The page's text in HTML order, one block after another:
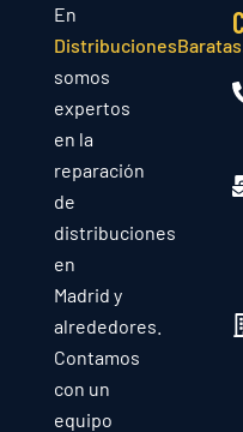
En
somos
expertos
en la
reparación
de
distribuciones
en
Madrid y
alrededores.
Contamos
con un
equipo